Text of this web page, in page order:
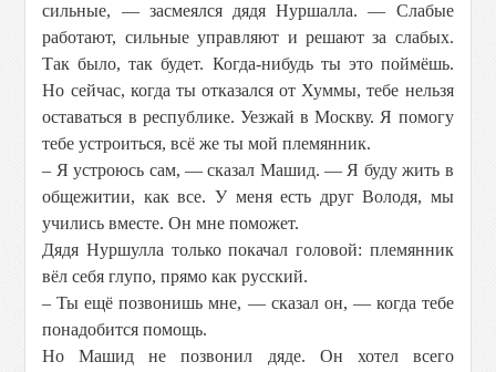
сильные, — засмеялся дядя Нуршалла. — Слабые
работают, сильные управляют и решают за слабых.
Так было, так будет. Когда-нибудь ты это поймёшь.
Но сейчас, когда ты отказался от Хуммы, тебе нельзя
оставаться в республике. Уезжай в Москву. Я помогу
тебе устроиться, всё же ты мой племянник.
– Я устроюсь сам, — сказал Машид. — Я буду жить в
общежитии, как все. У меня есть друг Володя, мы
учились вместе. Он мне поможет.
Дядя Нуршулла только покачал головой: племянник
вёл себя глупо, прямо как русский.
– Ты ещё позвонишь мне, — сказал он, — когда тебе
понадобится помощь.
Но Машид не позвонил дяде. Он хотел всего